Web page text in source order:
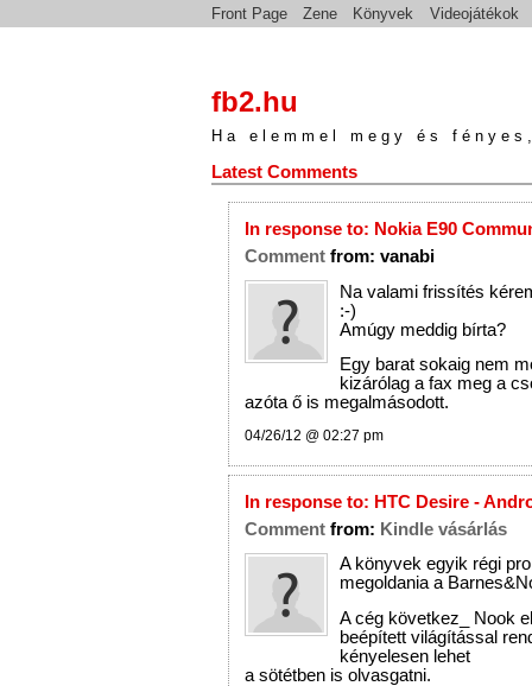
Front Page Zene Könyvek Videojátékok
fb2.hu
Ha elemmel megy és
Latest Comments
In response to: Nokia E90
Comment from:vanabi
Na valami frissítés
:-)
Amúgy meddig bírta?
Egy barat sokaig nem
kizárólag a fax meg a
azóta ő is megalmásodott.
04/26/12 @ 02:27 pm
In response to: HTC Desire -
Comment from: Kindle vásárlás
A könyvek egyik régi
megoldania a
A cég következ_ Nook
beépített világítással
kényelesen lehet
a sötétben is olvasgatni.